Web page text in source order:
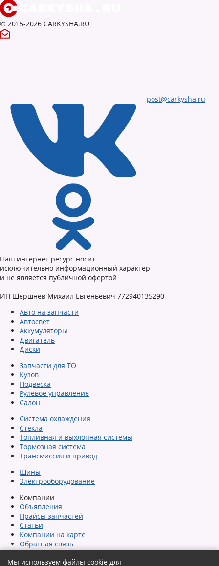
Мы используем файлы cookie для
© 2015-2026 CARKYSHA.RU
post@carkysha.ru
Наш интернет ресурс носит
исключительно информационный характер
и не является публичной офертой
ИП Шершнев Михаил Евгеньевич 772940135290
Авто на запчасти
Автосвет
Аккумуляторы
Двигатель
Диски
Запчасти для ТО
Кузов
Подвеска
Рулевое управление
Салон
Система охлаждения
Стекла
Топливная и выхлопная системы
Тормозная система
Трансмиссия и привод
Шины
Электрооборудование
Компании
Объявления
Прайсы запчастей
Статьи
Компании на карте
Обратная связь
Сообщить об ошибке
Карта сайта